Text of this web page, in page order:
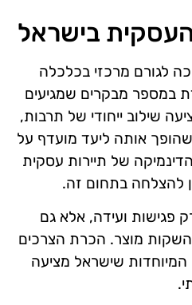
בישראל
לגורם מרכזי בכלכלה
במספר מבקרים שמגיעים
שילוב ייחודי של תרבות,
שהופך אותה ליעד מועדף על
של תיירות עסקית
להצלחה בתחום זה.
פגישות ועידה, אלא גם
מוצר. הכרת הצרכים
המיוחדות שישראל מציעה